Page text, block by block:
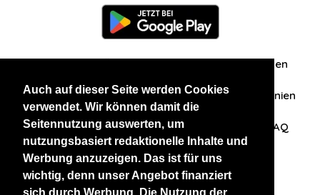
Auch auf dieser Seite werden Cookies
verwendet. Wir können damit die
Seitennutzung auswerten, um
nutzungsbasiert redaktionelle Inhalte und
Werbung anzuzeigen. Das ist für uns
wichtig, denn unser Angebot finanziert
Zuschriften/Erfahrungen
Datenschutzerklärung AGB Datenschutzrichtlinien
Nehmen Sie Kontakt mit uns auf FAQ
Unsere anderen Websites